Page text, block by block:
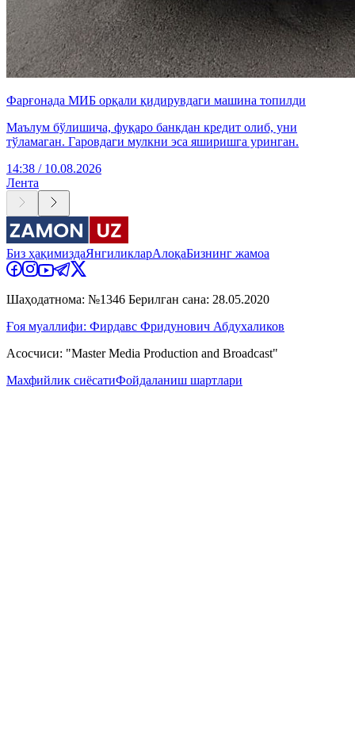
Фарғонада МИБ орқали қидирувдаги машина топилди
Маълум бўлишича, фуқаро банкдан кредит олиб, уни
тўламаган. Гаровдаги мулкни эса яширишга уринган.
14:38 / 10.08.2026
Лента
Биз ҳақимиздаЯнгиликларАлоқаБизнинг жамоа
Шаҳодатнома: №1346 Берилган сана: 28.05.2020
Ғоя муаллифи: Фирдавс Фридунович Абдухаликов
Асосчиси: "Master Media Production and Broadcast"
Махфийлик сиёсатиФойдаланиш шартлари